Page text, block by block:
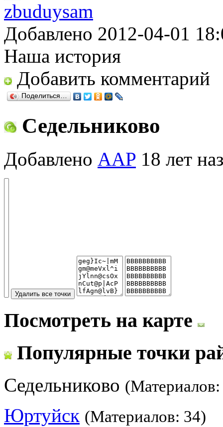
zbuduysam
Добавлено 2012-04-01
Наша история
Добавить комментарий
Поделиться…
Седельниково
Добавлено AAP 18 лет
Посмотреть на карте
Популярные точки
Седельниково
Юртуйск (Материалов: 34)